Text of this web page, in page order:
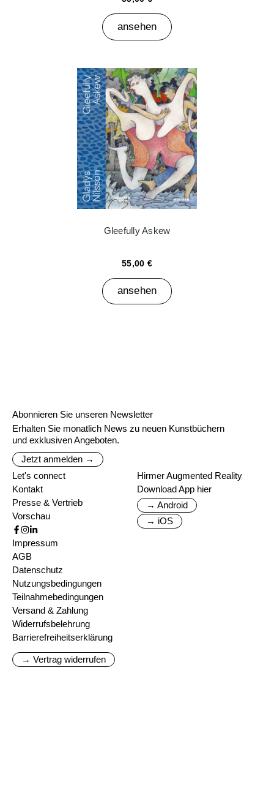
ansehen
Gleefully Askew
55,00 €
ansehen
Abonnieren Sie unseren Newsletter
Erhalten Sie monatlich News zu neuen Kunstbüchern
und exklusiven Angeboten.
Jetzt anmelden →
Let's connect
Kontakt
Presse & Vertrieb
Vorschau
Hirmer Augmented Reality
Download App hier
→ Android
→ iOS
Impressum
AGB
Datenschutz
Nutzungsbedingungen
Teilnahmebedingungen
Versand & Zahlung
Widerrufsbelehrung
Barrierefreiheitserklärung
→ Vertrag widerrufen